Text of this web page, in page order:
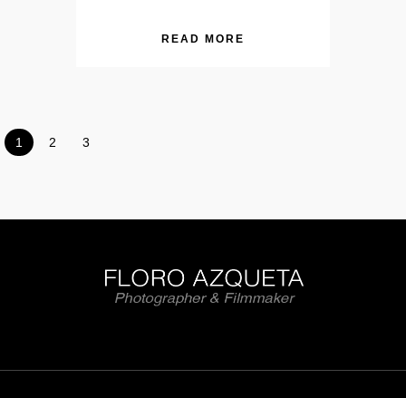
READ MORE
1 2 3